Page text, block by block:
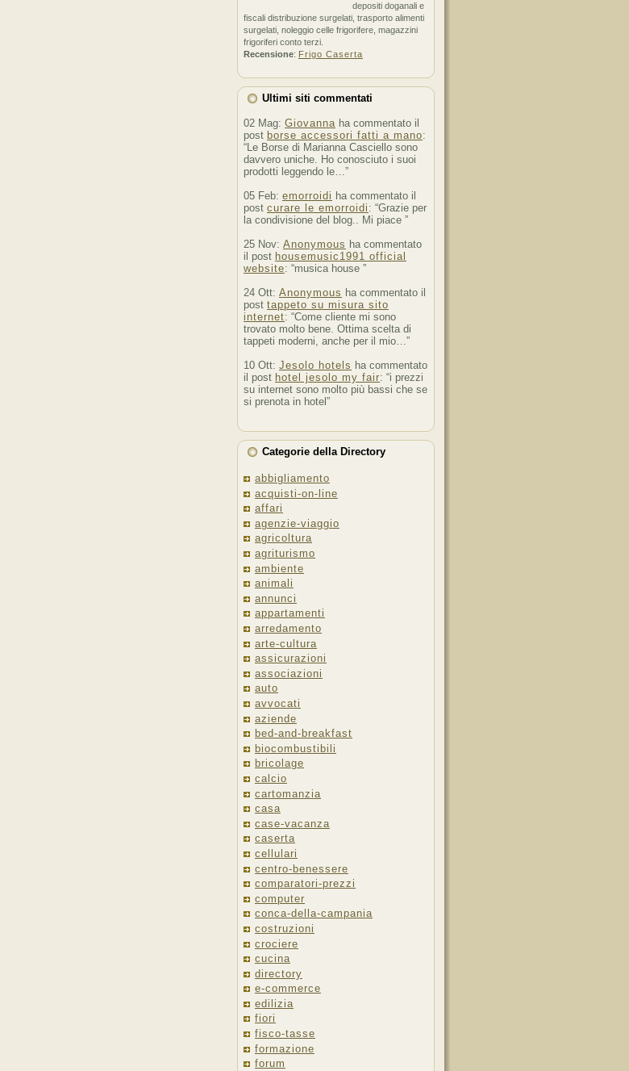
depositi doganali e
fiscali distribuzione surgelati, trasporto alimenti
surgelati, noleggio celle frigorifere, magazzini
frigoriferi conto terzi.
Recensione: Frigo Caserta
Ultimi siti commentati
02 Mag: Giovanna ha commentato il
post borse accessori fatti a mano:
“Le Borse di Marianna Casciello sono
davvero uniche. Ho conosciuto i suoi
prodotti leggendo le…”
05 Feb: emorroidi ha commentato il
post curare le emorroidi : “Grazie per
la condivisione del blog.. Mi piace ”
25 Nov: Anonymous ha commentato
il post housemusic1991 official
website: “musica house ”
24 Ott: Anonymous ha commentato il
post tappeto su misura sito
internet: “Come cliente mi sono
trovato molto bene. Ottima scelta di
tappeti moderni, anche per il mio…”
10 Ott: Jesolo hotels ha commentato
il post hotel jesolo my fair: “i prezzi
su internet sono molto più bassi che se
si prenota in hotel”
Categorie della Directory
abbigliamento
acquisti-on-line
affari
agenzie-viaggio
agricoltura
agriturismo
ambiente
animali
annunci
appartamenti
arredamento
arte-cultura
assicurazioni
associazioni
auto
avvocati
aziende
bed-and-breakfast
biocombustibili
bricolage
calcio
cartomanzia
casa
case-vacanza
caserta
cellulari
centro-benessere
comparatori-prezzi
computer
conca-della-campania
costruzioni
crociere
cucina
directory
e-commerce
edilizia
fiori
fisco-tasse
formazione
forum